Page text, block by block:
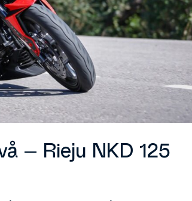
– Rieju NKD 125